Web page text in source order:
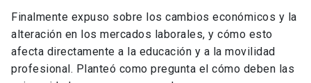
Finalmente expuso sobre los cambios económicos y la
alteración en los mercados laborales, y cómo esto
afecta directamente a la educación y a la movilidad
profesional. Planteó como pregunta el cómo deben las